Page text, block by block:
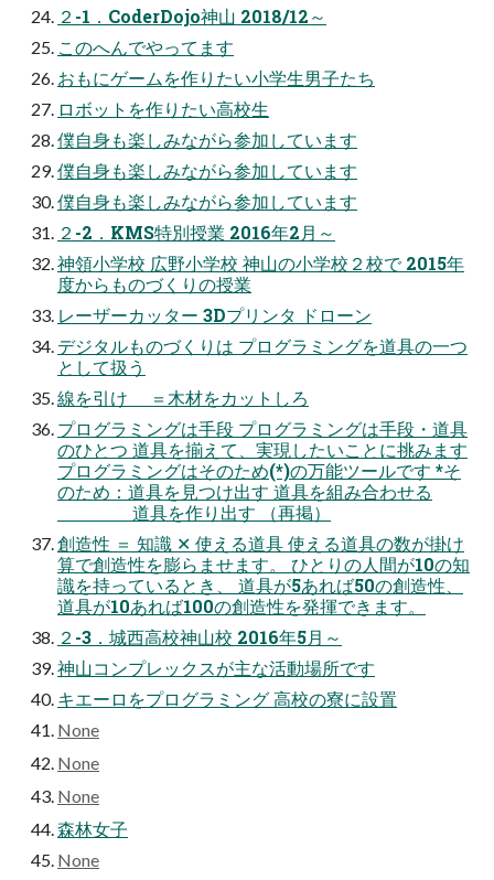
２-1．CoderDojo神山 2018/12～
このへんでやってます
おもにゲームを作りたい小学生男子たち
ロボットを作りたい高校生
僕自身も楽しみながら参加しています
僕自身も楽しみながら参加しています
僕自身も楽しみながら参加しています
２-2．KMS特別授業 2016年2月～
神領小学校 広野小学校 神山の小学校２校で 2015年
度からものづくりの授業
レーザーカッター 3Dプリンタ ドローン
デジタルものづくりは プログラミングを道具の一つ
として扱う
線を引け ＝木材をカットしろ
プログラミングは手段 プログラミングは手段・道具
のひとつ 道具を揃えて、実現したいことに挑みます
プログラミングはそのため(*)の万能ツールです *そ
のため：道具を見つけ出す 道具を組み合わせる
道具を作り出す （再掲）
創造性 ＝ 知識 ✕ 使える道具 使える道具の数が掛け
算で創造性を膨らませます。 ひとりの人間が10の知
識を持っているとき、 道具が5あれば50の創造性、
道具が10あれば100の創造性を発揮できます。
２-3．城西高校神山校 2016年5月～
神山コンプレックスが主な活動場所です
キエーロをプログラミング 高校の寮に設置
None
None
None
森林女子
None